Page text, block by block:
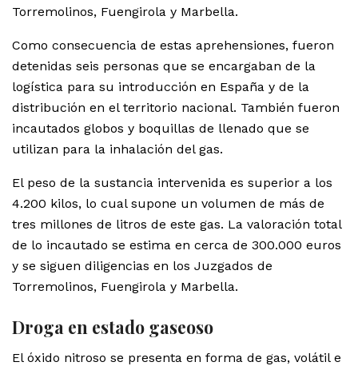
Torremolinos, Fuengirola y Marbella.
Como consecuencia de estas aprehensiones, fueron
detenidas seis personas que se encargaban de la
logística para su introducción en España y de la
distribución en el territorio nacional. También fueron
incautados globos y boquillas de llenado que se
utilizan para la inhalación del gas.
El peso de la sustancia intervenida es superior a los
4.200 kilos, lo cual supone un volumen de más de
tres millones de litros de este gas. La valoración total
de lo incautado se estima en cerca de 300.000 euros
y se siguen diligencias en los Juzgados de
Torremolinos, Fuengirola y Marbella.
Droga en estado gaseoso
El óxido nitroso se presenta en forma de gas, volátil e